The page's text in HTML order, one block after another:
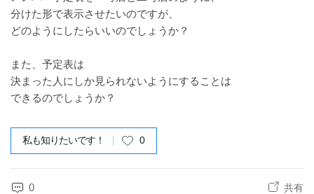
分けた形で表示させたいのですが、
どのようにしたらいいのでしょうか？
また、予定表は
決まった人にしか見られないようにすることは
できるのでしょうか？
私も知りたいです！ 0
0 共有